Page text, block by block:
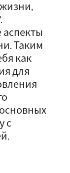
жизни,
аспекты
Таким
как
для
с